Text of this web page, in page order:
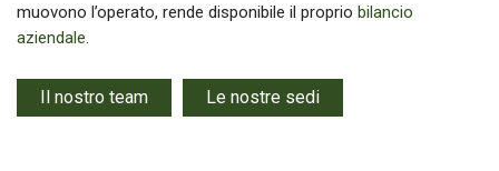
muovono l’operato, rende disponibile il proprio bilancio
aziendale
Il nostro team Le nostre sedi